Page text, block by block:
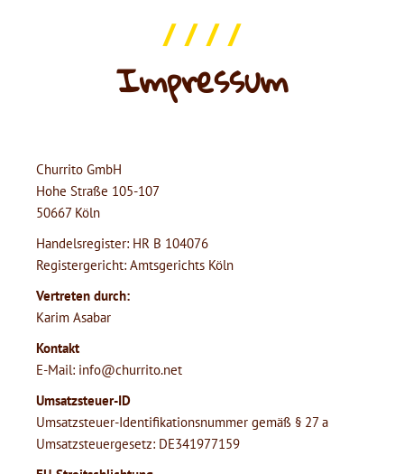
/ / / /
Impressum
Churrito GmbH
Hohe Straße 105-107
50667 Köln
Handelsregister: HR B 104076
Registergericht: Amtsgerichts Köln
Vertreten durch:
Karim Asabar
Kontakt
E-Mail: info@churrito.net
Umsatzsteuer-ID
Umsatzsteuer-Identifikationsnummer gemäß § 27 a
Umsatzsteuergesetz: DE341977159